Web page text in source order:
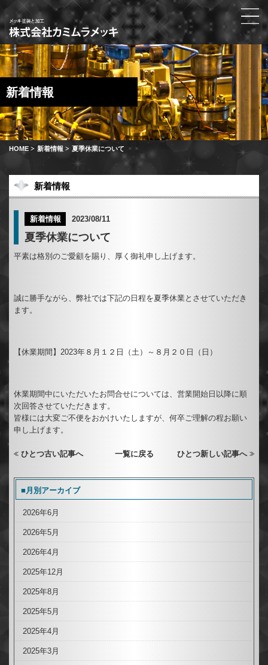
新着情報
HOME 新着情報 夏季休業について
新着情報
新着情報 2023/08/11
夏季休業について
平素は格別のご愛顧を賜り、厚く御礼申し上げます。
誠に勝手ながら、弊社では下記の日程を夏季休業とさせていただき
ます。
【休業期間】2023年８月１２日（土）～８月２０日（日）
休業期間中にいただいたお問合せについては、営業開始日以降に順
次回答させていただきます。
皆様には大変ご不便をおかけいたしますが、何卒ご理解の程お願い
申し上げます。
ひとつ古い記事へ 一覧に戻る ひとつ新しい記事へ
■月別アーカイブ
2026年6月
2026年5月
2026年4月
2025年12月
2025年8月
2025年5月
2025年4月
2025年3月